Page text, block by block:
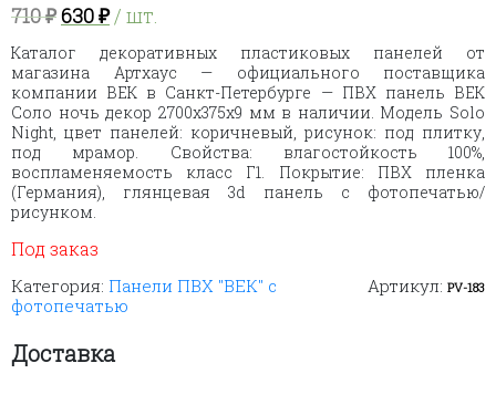
710₽Первоначальная
цена
составляла
710 ₽.
630₽Текущая
цена:
630 ₽.
/ шт.
Каталог декоративных пластиковых панелей от
магазина Артхаус — официального поставщика
компании ВЕК в Санкт-Петербурге — ПВХ панель ВЕК
Соло ночь декор 2700х375х9 мм в наличии. Модель Solo
Night, цвет панелей: коричневый, рисунок: под плитку,
под мрамор. Свойства: влагостойкость 100%,
воспламеняемость класс Г1. Покрытие: ПВХ пленка
(Германия), глянцевая 3d панель с фотопечатью/
рисунком.
Под заказ
Артикул: PV-183
Категория: Панели ПВХ "ВЕК" с
фотопечатью
Доставка